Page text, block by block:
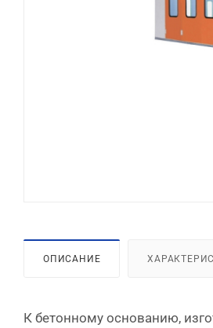
ОПИСАНИЕ
К бетонному основанию,